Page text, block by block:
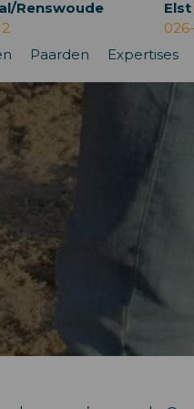
Renswoude
Elst
Paarden Expertises